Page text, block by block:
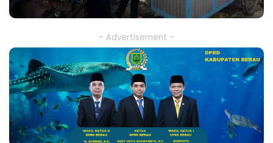
– Advertisement –